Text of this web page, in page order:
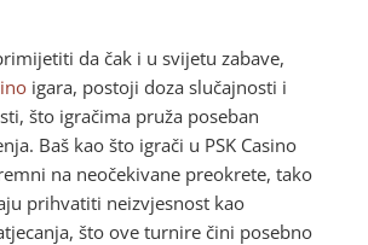
da čak i u svijetu zabave,
igara, postoji doza slučajnosti i
što igračima pruža poseban
Baš kao što igrači u PSK Casino
na neočekivane preokrete, tako
prihvatiti neizvjesnost kao
što ove turnire čini posebno